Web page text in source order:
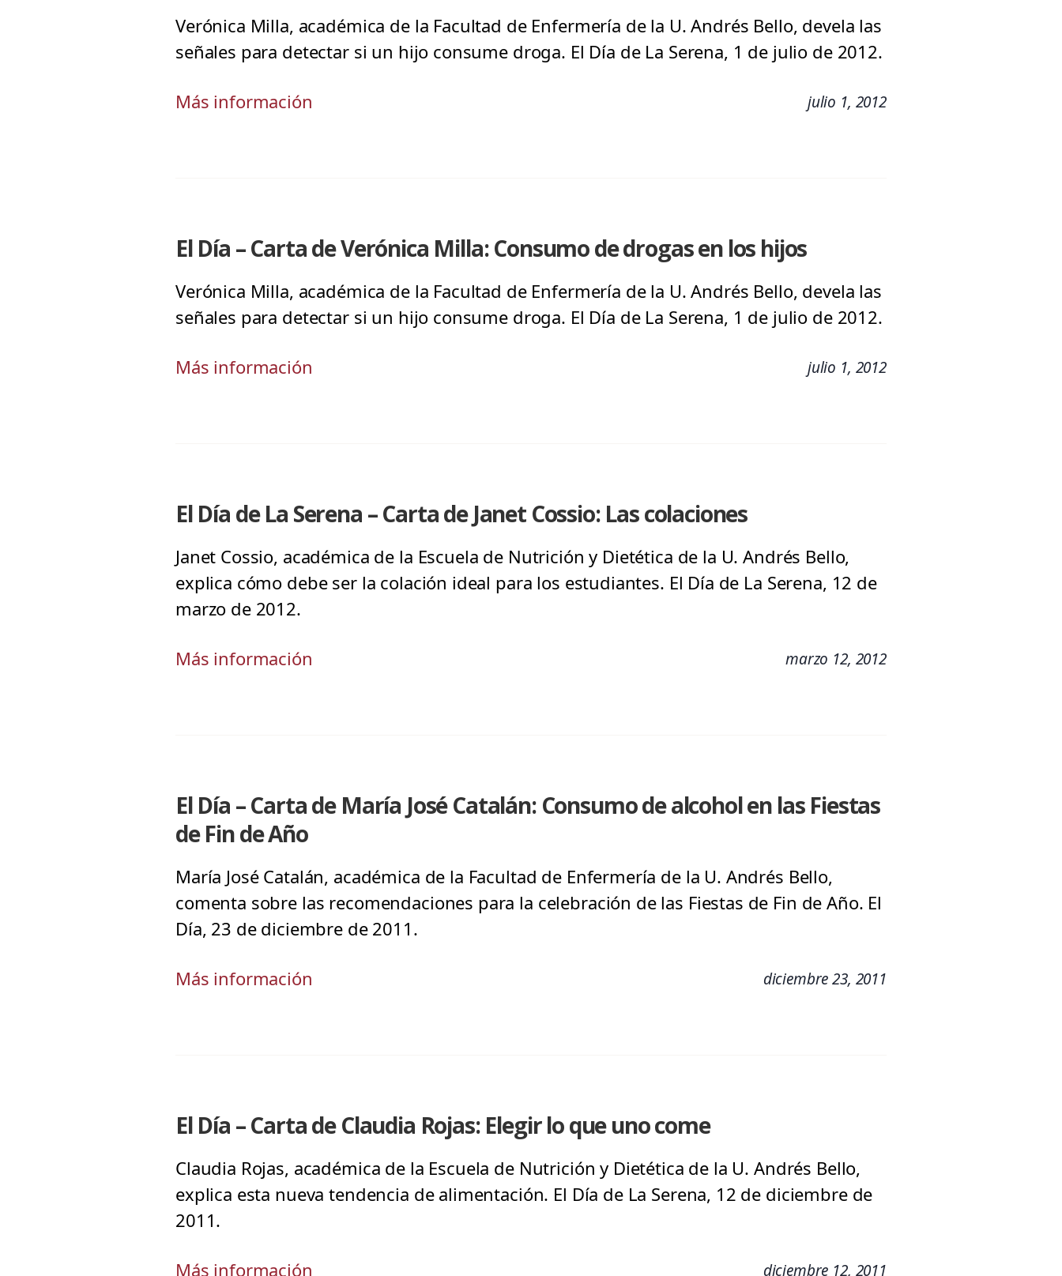
Verónica Milla, académica de la Facultad de Enfermería de la U. Andrés Bello, devela las
señales para detectar si un hijo consume droga. El Día de La Serena, 1 de julio de 2012.
Más información julio 1, 2012
El Día – Carta de Verónica Milla: Consumo de drogas en los hijos
Verónica Milla, académica de la Facultad de Enfermería de la U. Andrés Bello, devela las
señales para detectar si un hijo consume droga. El Día de La Serena, 1 de julio de 2012.
Más información julio 1, 2012
El Día de La Serena – Carta de Janet Cossio: Las colaciones
Janet Cossio, académica de la Escuela de Nutrición y Dietética de la U. Andrés Bello,
explica cómo debe ser la colación ideal para los estudiantes. El Día de La Serena, 12 de
marzo de 2012.
Más información marzo 12, 2012
El Día – Carta de María José Catalán: Consumo de alcohol en las Fiestas
de Fin de Año
María José Catalán, académica de la Facultad de Enfermería de la U. Andrés Bello,
comenta sobre las recomendaciones para la celebración de las Fiestas de Fin de Año. El
Día, 23 de diciembre de 2011.
Más información diciembre 23, 2011
El Día – Carta de Claudia Rojas: Elegir lo que uno come
Claudia Rojas, académica de la Escuela de Nutrición y Dietética de la U. Andrés Bello,
explica esta nueva tendencia de alimentación. El Día de La Serena, 12 de diciembre de
2011.
Más información diciembre 12, 2011